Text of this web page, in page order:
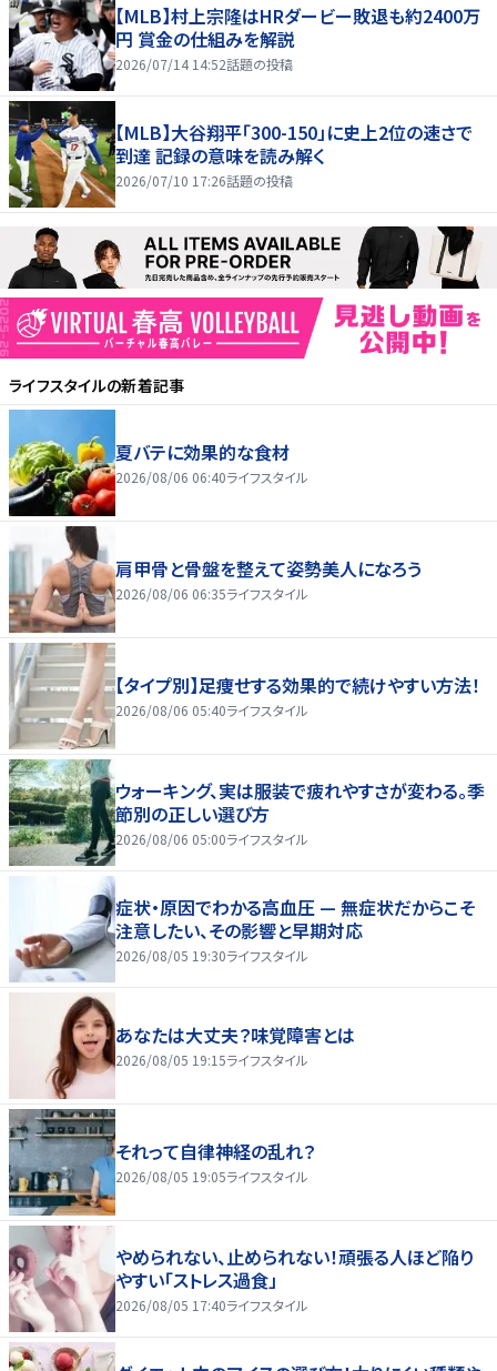
【MLB】村上宗隆はHRダービー敗退も約2400万
円 賞金の仕組みを解説
2026/07/14 14:52話題の投稿
【MLB】大谷翔平「300-150」に史上2位の速さで
到達 記録の意味を読み解く
2026/07/10 17:26話題の投稿
ライフスタイルの新着記事
夏バテに効果的な食材
2026/08/06 06:40ライフスタイル
肩甲骨と骨盤を整えて姿勢美人になろう
2026/08/06 06:35ライフスタイル
【タイプ別】足痩せする効果的で続けやすい方法！
2026/08/06 05:40ライフスタイル
ウォーキング、実は服装で疲れやすさが変わる。季
節別の正しい選び方
2026/08/06 05:00ライフスタイル
症状・原因でわかる高血圧 — 無症状だからこそ
注意したい、その影響と早期対応
2026/08/05 19:30ライフスタイル
あなたは大丈夫？味覚障害とは
2026/08/05 19:15ライフスタイル
それって自律神経の乱れ？
2026/08/05 19:05ライフスタイル
やめられない、止められない！頑張る人ほど陥り
やすい「ストレス過食」
2026/08/05 17:40ライフスタイル